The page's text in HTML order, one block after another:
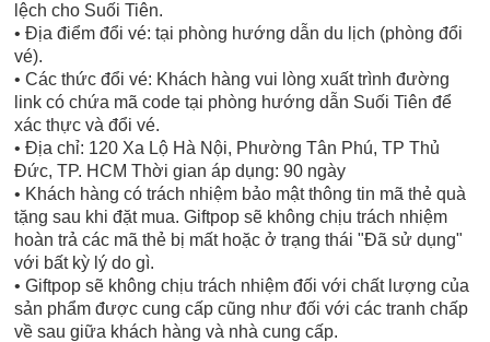
lệch cho Suối Tiên.
• Địa điểm đổi vé: tại phòng hướng dẫn du lịch (phòng đổi
vé).
• Các thức đổi vé: Khách hàng vui lòng xuất trình đường
link có chứa mã code tại phòng hướng dẫn Suối Tiên để
xác thực và đổi vé.
• Địa chỉ: 120 Xa Lộ Hà Nội, Phường Tân Phú, TP Thủ
Đức, TP. HCM Thời gian áp dụng: 90 ngày
• Khách hàng có trách nhiệm bảo mật thông tin mã thẻ quà
tặng sau khi đặt mua. Giftpop sẽ không chịu trách nhiệm
hoàn trả các mã thẻ bị mất hoặc ở trạng thái "Đã sử dụng"
với bất kỳ lý do gì.
• Giftpop sẽ không chịu trách nhiệm đối với chất lượng của
sản phẩm được cung cấp cũng như đối với các tranh chấp
về sau giữa khách hàng và nhà cung cấp.